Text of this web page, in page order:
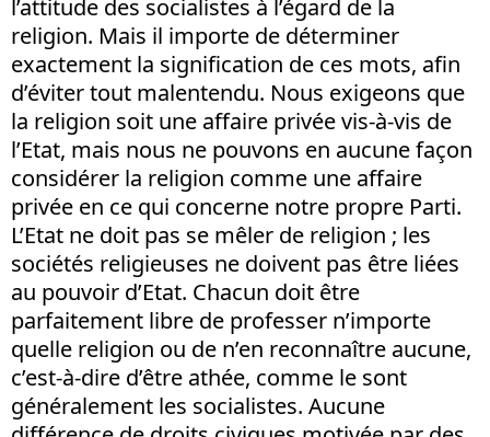
l’attitude des socialistes à l’égard de la
religion. Mais il importe de déterminer
exactement la signification de ces mots, afin
d’éviter tout malentendu. Nous exigeons que
la religion soit une affaire privée vis-à-vis de
l’Etat, mais nous ne pouvons en aucune façon
considérer la religion comme une affaire
privée en ce qui concerne notre propre Parti.
L’Etat ne doit pas se mêler de religion ; les
sociétés religieuses ne doivent pas être liées
au pouvoir d’Etat. Chacun doit être
parfaitement libre de professer n’importe
quelle religion ou de n’en reconnaître aucune,
c’est-à-dire d’être athée, comme le sont
généralement les socialistes. Aucune